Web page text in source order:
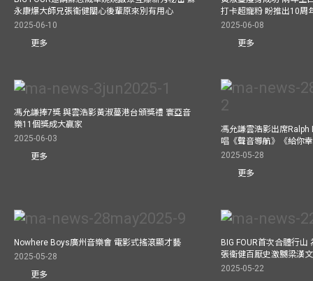
永康爆大師兄張衞健關心後輩原來別有用心
2025-06-10
更多
打卡超寵粉 盼推出10周
2025-06-08
更多
馮允謙捧7獎 與雲浩影黃淑蔓港台頒獎禮 寰亞音
樂11個獎成大贏家
2025-06-03
更多
馮允謙雲浩影出席
唱《聲音導航》《給你
2025-05-28
更多
Nowhere Boys廣州音樂會 電影式搖滾顯才藝
2025-05-28
更多
BIG FOUR首次合體行
張衞健百厭史激嬲梁漢
2025-05-22